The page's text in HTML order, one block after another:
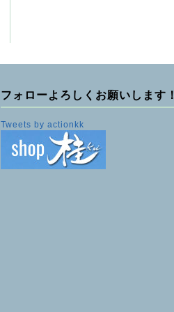
フォローよろしくお願いします！
Tweets by actionkk